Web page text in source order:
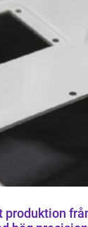
från idé till färdig